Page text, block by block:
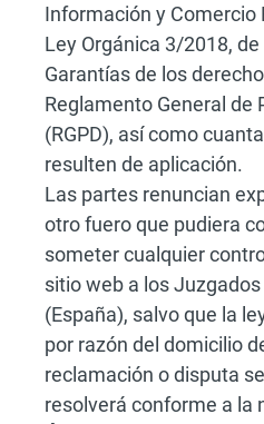
Información y Comercio
Ley Orgánica 3/2018,
Garantías de los
Reglamento General de
(RGPD), así como
resulten de aplicación.
Las partes renuncian
otro fuero que pudiera
someter cualquier
sitio web a los
(España), salvo que la
por razón del domicilio
reclamación o disputa se
resolverá conforme a la